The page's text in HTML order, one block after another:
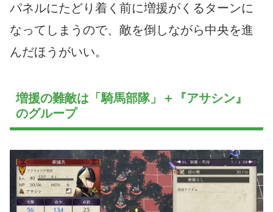
パネルにたどり着く前に増援がくるターンに
なってしまうので、敵を倒しながら中央を進
んだほうがいい。
増援の難敵は「騎馬部隊」＋『アサシン』
のグループ